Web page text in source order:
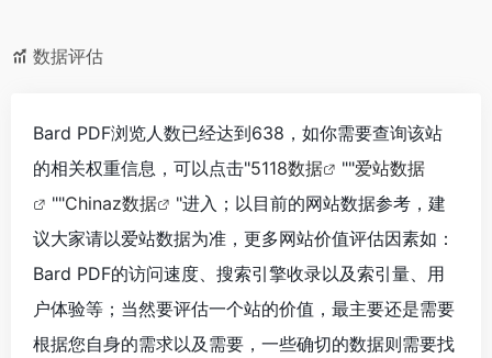
数据评估
Bard PDF浏览人数已经达到638，如你需要查询该站
的相关权重信息，可以点击"5118数据 ""爱站数据
""Chinaz数据
"进入；以目前的网站数据参考，建
议大家请以爱站数据为准，更多网站价值评估因素如：
Bard PDF的访问速度、搜索引擎收录以及索引量、用
户体验等；当然要评估一个站的价值，最主要还是需要
根据您自身的需求以及需要，一些确切的数据则需要找